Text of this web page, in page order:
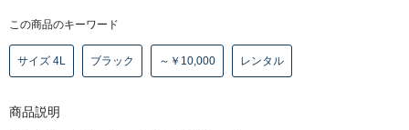
この商品のキーワード
サイズ 4L ブラック ～￥10,000 レンタル
商品説明